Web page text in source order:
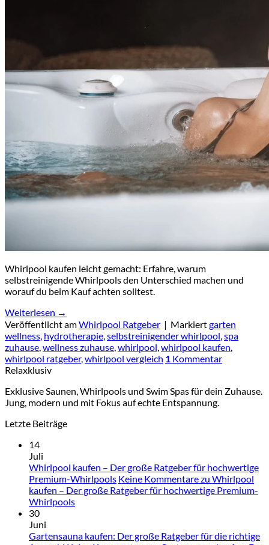
Whirlpool kaufen leicht gemacht: Erfahre, warum
selbstreinigende Whirlpools den Unterschied machen und
worauf du beim Kauf achten solltest.
Weiterlesen →
Veröffentlicht amWhirlpool Ratgeber | Markiertgarten
wellness, hydrotherapie,selbstreinigender whirlpool,spa
zuhause,wellness zuhause,whirlpool,whirlpool kaufen,
whirlpool ratgeber,whirlpool vergleich 1 Kommentar
Relaxklusiv
Exklusive Saunen, Whirlpools und Swim Spas für dein Zuhause.
Jung, modern und mit Fokus auf echte Entspannung.
Letzte Beiträge
14
Juli
Whirlpool kaufen – Der große Ratgeber für hochwertige
Premium-Whirlpools Keine Kommentarezu Whirlpool
kaufen – Der große Ratgeber für hochwertige Premium-
Whirlpools
30
Juni
Gartensauna kaufen: Der große Ratgeber für die richtige